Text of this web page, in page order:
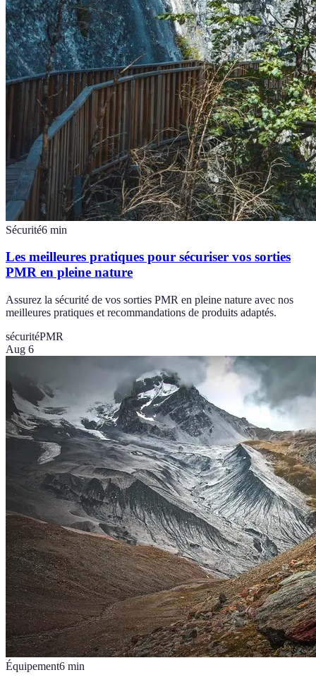
Sécurité6 min
Les meilleures pratiques pour sécuriser vos sorties
PMR en pleine nature
Assurez la sécurité de vos sorties PMR en pleine nature avec nos
meilleures pratiques et recommandations de produits adaptés.
sécuritéPMR
Aug 6
Équipement6 min